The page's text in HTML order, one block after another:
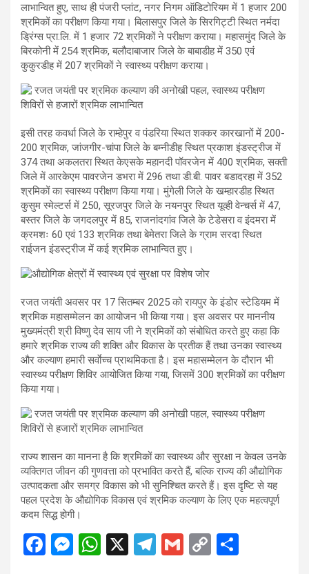
लाभान्वित हुए, साथ ही पंजरी प्लांट, नगर निगम ऑडिटोरियम में 1 हजार 200
श्रमिकों का परीक्षण किया गया। बिलासपुर जिले के सिरगिट्टी स्थित नर्मदा
ड्रिंग्स प्रा.लि. में 1 हजार 72 श्रमिकों ने परीक्षण कराया। महासमुंद जिले के
बिरकोनी में 254 श्रमिक, बलौदाबाजार जिले के बाबाडीह में 350 एवं
कुकुरडीह में 207 श्रमिकों ने स्वास्थ्य परीक्षण कराया।
इसी तरह कवर्धा जिले के राम्हेपुर व पंडरिया स्थित शक्कर कारखानों में 200-
200 श्रमिक, जांजगीर-चांपा जिले के बम्नीडीह स्थित प्रकाश इंडस्ट्रीज में
374 तथा अकलतरा स्थित केएसके महानदी पॉवरजेन में 400 श्रमिक, सक्ती
जिले में आरकेएम पावरजेन डभरा में 296 तथा डी.बी. पावर बडादरहा में 352
श्रमिकों का स्वास्थ्य परीक्षण किया गया। मुंगेली जिले के खम्हारडीह स्थित
कुसुम स्मेल्टर्स में 250, सूरजपुर जिले के नयनपुर स्थित यूव्ही वेन्चर्स में 47,
बस्तर जिले के जगदलपुर में 85, राजनांदगांव जिले के टेडेसरा व इंदमरा में
क्रमशः 60 एवं 133 श्रमिक तथा बेमेतरा जिले के ग्राम सरदा स्थित
राईजन इंडस्ट्रीज में कई श्रमिक लाभान्वित हुए।
रजत जयंती अवसर पर 17 सितम्बर 2025 को रायपुर के इंडोर स्टेडियम में
श्रमिक महासम्मेलन का आयोजन भी किया गया। इस अवसर पर माननीय
मुख्यमंत्री श्री विष्णु देव साय जी ने श्रमिकों को संबोधित करते हुए कहा कि
हमारे श्रमिक राज्य की शक्ति और विकास के प्रतीक हैं तथा उनका स्वास्थ्य
और कल्याण हमारी सर्वाेच्च प्राथमिकता है। इस महासम्मेलन के दौरान भी
स्वास्थ्य परीक्षण शिविर आयोजित किया गया, जिसमें 300 श्रमिकों का परीक्षण
किया गया।
राज्य शासन का मानना है कि श्रमिकों का स्वास्थ्य और सुरक्षा न केवल उनके
व्यक्तिगत जीवन की गुणवत्ता को प्रभावित करते हैं, बल्कि राज्य की औद्योगिक
उत्पादकता और समग्र विकास को भी सुनिश्चित करते हैं। इस दृष्टि से यह
पहल प्रदेश के औद्योगिक विकास एवं श्रमिक कल्याण के लिए एक महत्वपूर्ण
कदम सिद्ध होगी।
F
M W X
T
G
C